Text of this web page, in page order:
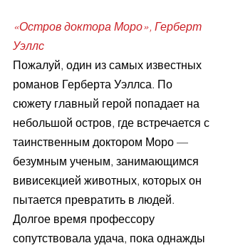
«Остров доктора Моро», Герберт
Уэллс
Пожалуй, один из самых известных
романов Герберта Уэллса. По
сюжету главный герой попадает на
небольшой остров, где встречается с
таинственным доктором Моро —
безумным ученым, занимающимся
вивисекцией животных, которых он
пытается превратить в людей.
Долгое время профессору
сопутствовала удача, пока однажды